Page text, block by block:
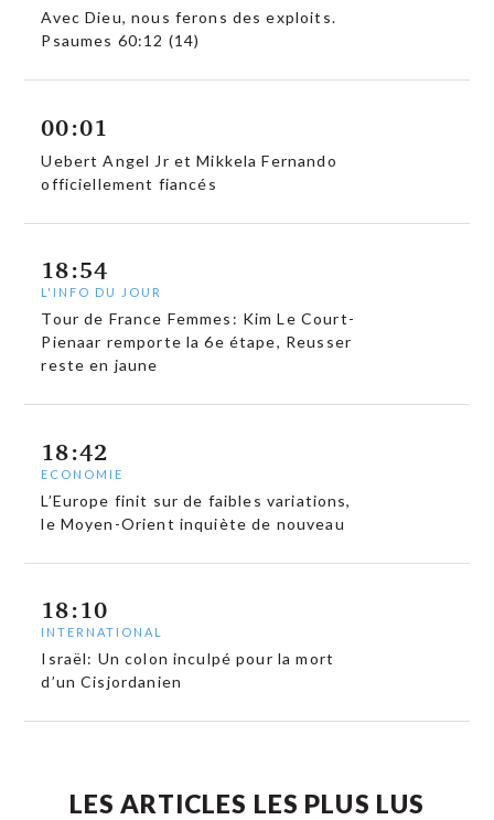
Avec Dieu, nous ferons des exploits.
Psaumes 60:12 (14)
00:01
Uebert Angel Jr et Mikkela Fernando
officiellement fiancés
18:54
L'INFO DU JOUR
Tour de France Femmes: Kim Le Court-
Pienaar remporte la 6e étape, Reusser
reste en jaune
18:42
ECONOMIE
L’Europe finit sur de faibles variations,
le Moyen-Orient inquiète de nouveau
18:10
INTERNATIONAL
Israël: Un colon inculpé pour la mort
d’un Cisjordanien
LES ARTICLES LES PLUS LUS